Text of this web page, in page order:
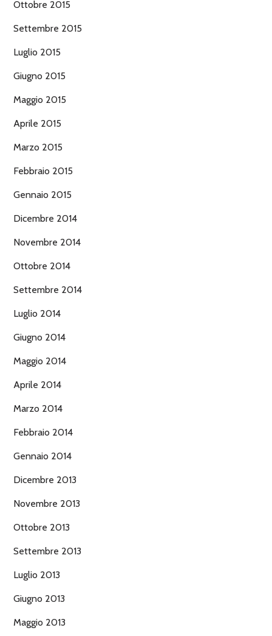
Ottobre 2015
Settembre 2015
Luglio 2015
Giugno 2015
Maggio 2015
Aprile 2015
Marzo 2015
Febbraio 2015
Gennaio 2015
Dicembre 2014
Novembre 2014
Ottobre 2014
Settembre 2014
Luglio 2014
Giugno 2014
Maggio 2014
Aprile 2014
Marzo 2014
Febbraio 2014
Gennaio 2014
Dicembre 2013
Novembre 2013
Ottobre 2013
Settembre 2013
Luglio 2013
Giugno 2013
Maggio 2013